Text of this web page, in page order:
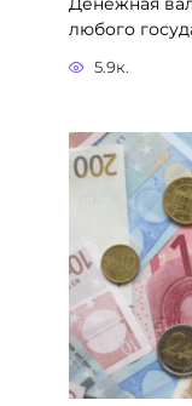
любого
5.9к.